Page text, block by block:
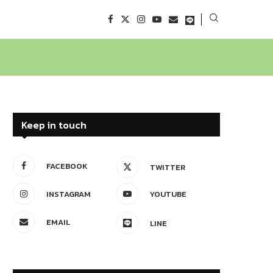
Keep in touch
FACEBOOK TWITTER
INSTAGRAM YOUTUBE
EMAIL LINE